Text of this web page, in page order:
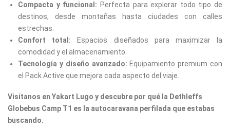
Compacta y funcional: Perfecta para explorar todo tipo de
destinos, desde montañas hasta ciudades con calles
estrechas.
Confort total: Espacios diseñados para maximizar la
comodidad y el almacenamiento.
Tecnología y diseño avanzado: Equipamiento premium con
el Pack Active que mejora cada aspecto del viaje.
Visítanos en Yakart Lugo y descubre por qué la Dethleffs
Globebus Camp T1 es la autocaravana perfilada que estabas
buscando.